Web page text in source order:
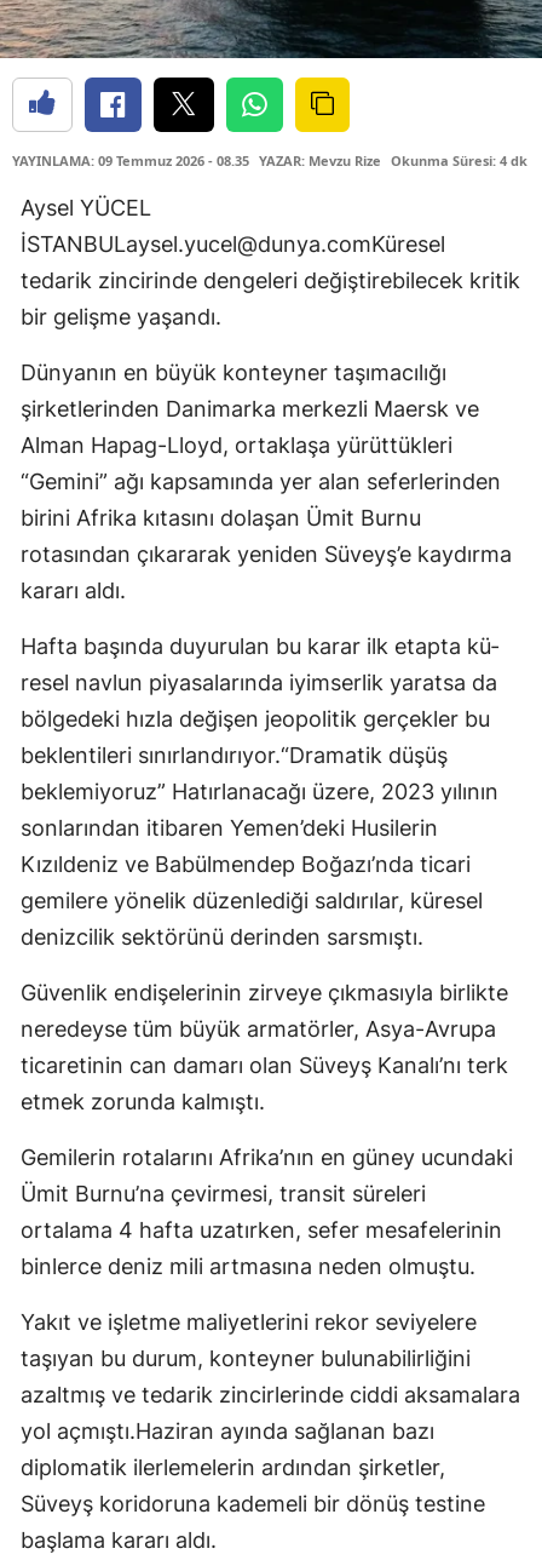
YAYINLAMA: 09 Temmuz 2026 - 08.35 YAZAR: Mevzu Rize Okunma Süresi: 4 dk
Aysel YÜCEL
İSTANBULaysel.yucel@dunya.comKüresel
tedarik zincirin­de dengeleri değiştire­bilecek kritik
bir geliş­me yaşandı.
Dünyanın en büyük konteyner taşımacılığı
şirketle­rinden Danimarka merkezli Ma­ersk ve
Alman Hapag-Lloyd, or­taklaşa yürüttükleri
“Gemini” ağı kapsamında yer alan seferle­rinden
birini Afrika kıtasını do­laşan Ümit Burnu
rotasından çı­kararak yeniden Süveyş’e kay­dırma
kararı aldı.
Hafta başında duyurulan bu karar ilk etapta kü­
resel navlun piyasalarında iyim­serlik yaratsa da
bölgedeki hız­la değişen jeopolitik gerçekler bu
beklentileri sınırlandırıyor.“Dramatik düşüş
beklemiyoruz” Hatırlanacağı üzere, 2023 yı­lının
sonlarından itibaren Ye­men’deki Husilerin
Kızıldeniz ve Babülmendep Boğazı’nda ti­cari
gemilere yönelik düzenle­diği saldırılar, küresel
denizcilik sektörünü derinden sarsmıştı.
Güvenlik endişelerinin zirveye çıkmasıyla birlikte
neredeyse tüm büyük armatörler, Asya-Av­rupa
ticaretinin can damarı olan Süveyş Kanalı’nı terk
etmek zo­runda kalmıştı.
Gemilerin rota­larını Afrika’nın en güney ucun­daki
Ümit Burnu’na çevirmesi, transit süreleri
ortalama 4 haf­ta uzatırken, sefer mesafelerinin
binlerce deniz mili artmasına neden olmuştu.
Yakıt ve işletme maliyetlerini rekor seviyelere
taşıyan bu durum, konteyner bu­lunabilirliğini
azaltmış ve teda­rik zincirlerinde ciddi aksama­lara
yol açmıştı.Haziran ayında sağlanan bazı
diplomatik ilerlemelerin ardın­dan şirketler,
Süveyş koridoruna kademeli bir dönüş testine
baş­lama kararı aldı.